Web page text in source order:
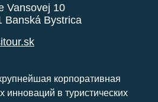
Vansovej 10
Banská Bystrica
корпоративная
инноваций в туристических